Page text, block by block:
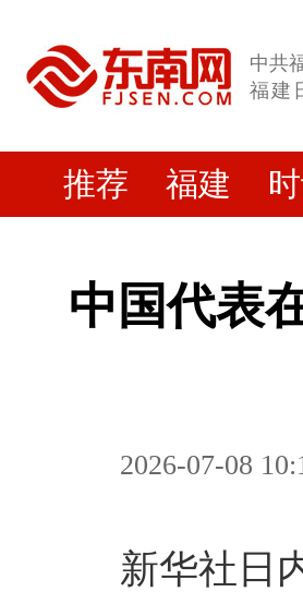
中共
福建
推荐 福建
中国代表
2026-07-08
新华社日